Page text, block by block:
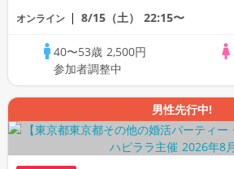
ちで乾杯しませんか♪♪ ☆全国の
PARTY!!
オンライン 8/15（土） 22:15〜
40〜53歳 2,500円
参加者調整中
男性先行中!